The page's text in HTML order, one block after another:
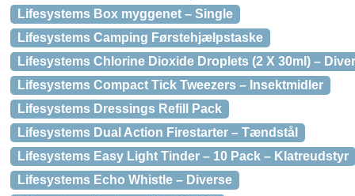
Lifesystems Box myggenet – Single
Lifesystems Camping Førstehjælpstaske
Lifesystems Chlorine Dioxide Droplets (2 X 30ml) –
Lifesystems Compact Tick Tweezers – Insektmidler
Lifesystems Dressings Refill Pack
Lifesystems Dual Action Firestarter – Tændstål
Lifesystems Easy Light Tinder – 10 Pack – Klatreudstyr
Lifesystems Echo Whistle – Diverse